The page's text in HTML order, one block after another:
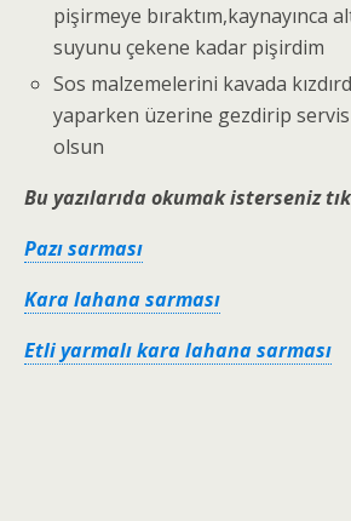
pişirmeye bıraktım,kaynayınca
suyunu çekene kadar pişirdim
Sos malzemelerini kavada
yaparken üzerine gezdirip servis
olsun
Bu yazılarıda okumak isterseniz
Pazı sarması
Kara lahana sarması
Etli yarmalı kara lahana sarması